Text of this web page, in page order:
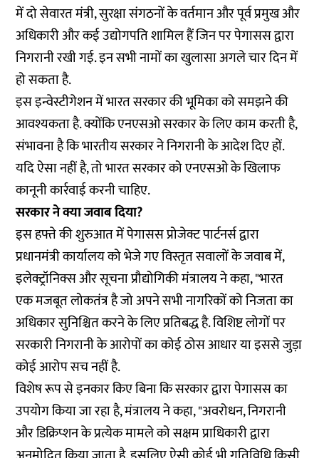
में दो सेवारत मंत्री, सुरक्षा संगठनों के वर्तमान और पूर्व प्रमुख और
अधिकारी और कई उद्योगपति शामिल हैं जिन पर पेगासस द्वारा
निगरानी रखी गई. इन सभी नामों का खुलासा अगले चार दिन में
हो सकता है.
इस इन्वेस्टीगेशन में भारत सरकार की भूमिका को समझने की
आवश्यकता है. क्योंकि एनएसओ सरकार के लिए काम करती है,
संभावना है कि भारतीय सरकार ने निगरानी के आदेश दिए हों.
यदि ऐसा नहीं है, तो भारत सरकार को एनएसओ के खिलाफ
कानूनी कार्रवाई करनी चाहिए.
सरकार ने क्या जवाब दिया?
इस हफ्ते की शुरुआत में पेगासस प्रोजेक्ट पार्टनर्स द्वारा
प्रधानमंत्री कार्यालय को भेजे गए विस्तृत सवालों के जवाब में,
इलेक्ट्रॉनिक्स और सूचना प्रौद्योगिकी मंत्रालय ने कहा, "भारत
एक मजबूत लोकतंत्र है जो अपने सभी नागरिकों को निजता का
अधिकार सुनिश्चित करने के लिए प्रतिबद्ध है. विशिष्ट लोगों पर
सरकारी निगरानी के आरोपों का कोई ठोस आधार या इससे जुड़ा
कोई आरोप सच नहीं है.
विशेष रूप से इनकार किए बिना कि सरकार द्वारा पेगासस का
उपयोग किया जा रहा है, मंत्रालय ने कहा, "अवरोधन, निगरानी
और डिक्रिप्शन के प्रत्येक मामले को सक्षम प्राधिकारी द्वारा